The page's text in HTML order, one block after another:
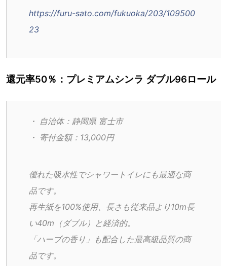
https://furu-sato.com/fukuoka/203/109500
23
還元率50％：プレミアムシンラ ダブル96ロール
・ 自治体：静岡県 富士市
・ 寄付金額：13,000円
優れた吸水性でシャワートイレにも最適な商
品です。
再生紙を100%使用、長さも従来品より10m長
い40m（ダブル）と経済的。
「ハーブの香り」も配合した最高級品質の商
品です。